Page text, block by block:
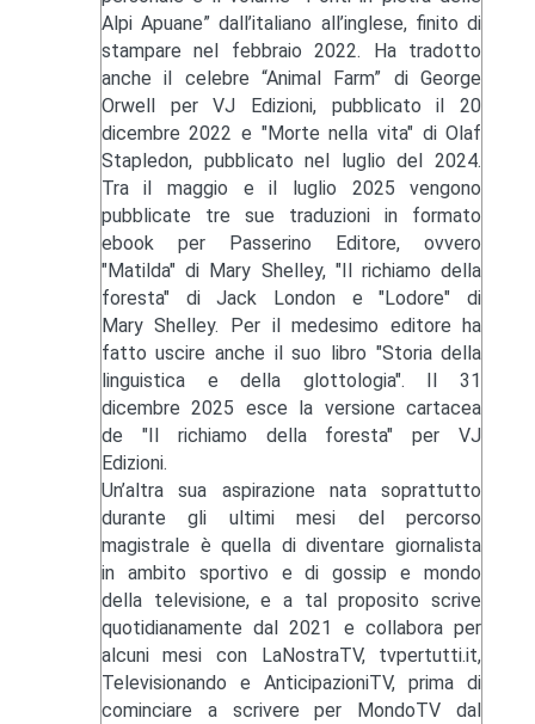
Alpi Apuane” dall’italiano all’inglese, finito di
stampare nel febbraio 2022. Ha tradotto
anche il celebre “Animal Farm” di George
Orwell per VJ Edizioni, pubblicato il 20
dicembre 2022 e "Morte nella vita" di Olaf
Stapledon, pubblicato nel luglio del 2024.
Tra il maggio e il luglio 2025 vengono
pubblicate tre sue traduzioni in formato
ebook per Passerino Editore, ovvero
"Matilda" di Mary Shelley, "Il richiamo della
foresta" di Jack London e "Lodore" di
Mary Shelley. Per il medesimo editore ha
fatto uscire anche il suo libro "Storia della
linguistica e della glottologia". Il 31
dicembre 2025 esce la versione cartacea
de "Il richiamo della foresta" per VJ
Edizioni.
Un’altra sua aspirazione nata soprattutto
durante gli ultimi mesi del percorso
magistrale è quella di diventare giornalista
in ambito sportivo e di gossip e mondo
della televisione, e a tal proposito scrive
quotidianamente dal 2021 e collabora per
alcuni mesi con LaNostraTV, tvpertutti.it,
Televisionando e AnticipazioniTV, prima di
cominciare a scrivere per MondoTV dal